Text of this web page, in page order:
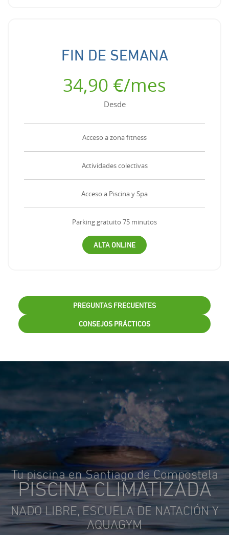
FIN DE SEMANA
34,90 €/mes
Desde
Acceso a zona fitness
Actividades colectivas
Acceso a Piscina y Spa
Parking gratuito 75 minutos
ALTA ONLINE
PREGUNTAS FRECUENTES
CONSEJOS PRÁCTICOS
Tu piscina en Santiago de Compostela
PISCINA CLIMATIZADA
NADO LIBRE, ESCUELA DE NATACIÓN Y
AQUAGYM